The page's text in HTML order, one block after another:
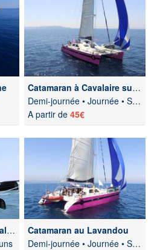
Catamaran à Cavalaire sur Mer
Demi-journée • Journée • Soirée
A partir de 45€
Bateau de course à Cavalaire
Catamaran au Lavandou
Demi-journée • Journée • Soirée